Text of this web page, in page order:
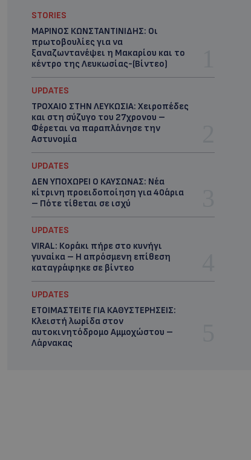
STORIES
ΜΑΡΙΝΟΣ ΚΩΝΣΤΑΝΤΙΝΙΔΗΣ: Οι
πρωτοβουλίες για να
ξαναζωντανέψει η Μακαρίου και το
κέντρο της Λευκωσίας-(Βίντεο)
UPDATES
ΤΡΟΧΑΙΟ ΣΤΗΝ ΛΕΥΚΩΣΙΑ: Χειροπέδες
και στη σύζυγο του 27χρονου –
Φέρεται να παραπλάνησε την
Αστυνομία
UPDATES
ΔΕΝ ΥΠΟΧΩΡΕΙ Ο ΚΑΥΣΩΝΑΣ: Νέα
κίτρινη προειδοποίηση για 40άρια
– Πότε τίθεται σε ισχύ
UPDATES
VIRAL: Κοράκι πήρε στο κυνήγι
γυναίκα – Η απρόσμενη επίθεση
καταγράφηκε σε βίντεο
UPDATES
ΕΤΟΙΜΑΣΤΕΙΤΕ ΓΙΑ ΚΑΘΥΣΤΕΡΗΣΕΙΣ:
Κλειστή λωρίδα στον
αυτοκινητόδρομο Αμμοχώστου –
Λάρνακας